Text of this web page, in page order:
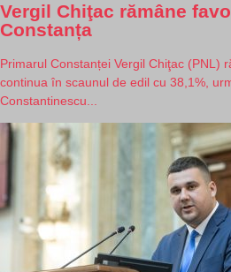
Vergil Chiţac rămâne
Constanța
Primarul Constanței Vergil Chiţac (PNL)
continua în scaunul de edil cu 38,1%,
Constantinescu...